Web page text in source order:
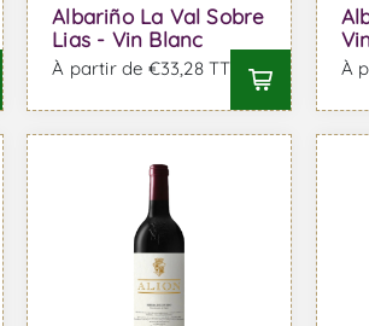
Albariño La Val Sobre
Lias - Vin Blanc
À partir de €33,28 TTC À